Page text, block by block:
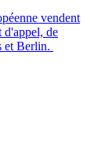
vendent
d'appel, de
et Berlin.